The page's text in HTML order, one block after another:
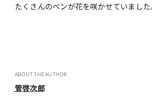
たくさんのペンが花を咲かせていました
ABOUT THE AUTHOR
管啓次郎